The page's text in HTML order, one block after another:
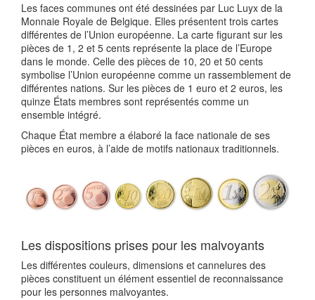
Les faces communes ont été dessinées par Luc Luyx de la
Monnaie Royale de Belgique. Elles présentent trois cartes
différentes de l’Union européenne. La carte figurant sur les
pièces de 1, 2 et 5 cents représente la place de l’Europe
dans le monde. Celle des pièces de 10, 20 et 50 cents
symbolise l’Union européenne comme un rassemblement de
différentes nations. Sur les pièces de 1 euro et 2 euros, les
quinze États membres sont représentés comme un
ensemble intégré.
Chaque État membre a élaboré la face nationale de ses
pièces en euros, à l’aide de motifs nationaux traditionnels.
Les dispositions prises pour les malvoyants
Les différentes couleurs, dimensions et cannelures des
pièces constituent un élément essentiel de reconnaissance
pour les personnes malvoyantes.